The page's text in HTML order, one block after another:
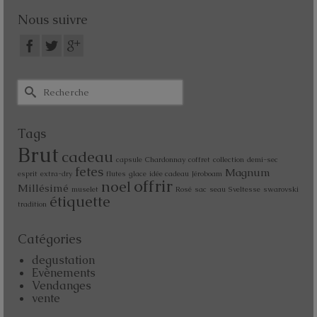
Nous suivre
Tags
Brut cadeau capsule Chardonnay coffret collection demi-sec
esprit extra-dry fetes flutes glace idée cadeau Jéroboam Magnum
Millésimé muselet noel offrir Rosé sac seau Sveltesse swarovski
tradition étiquette
Catégories
degustation
Evènements
Vendanges
vente